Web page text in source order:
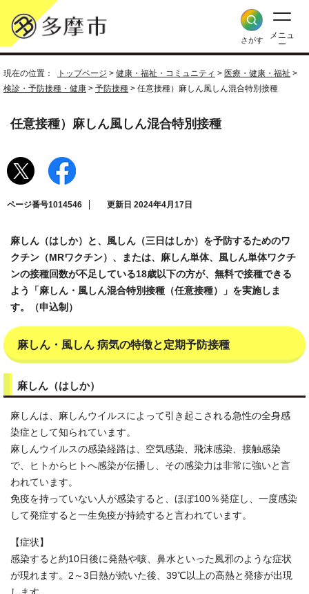
さがす
メニュ
ー
現在の位置： トップページ > 健康・福祉・コミュニティ > 医療・健康・福祉 >
検診・予防接種・健康 > 予防接種 > 任意接種）麻しん風しん混合特別接種
任意接種）麻しん風しん混合特別接種
ページ番号1014546 更新日 2024年4月17日
麻しん（はしか）と、風しん（三日はしか）を予防するためのワ
クチン（MRワクチン）、または、麻しん単体、風しん単体ワクチ
ンの接種回数が不足している18歳以下の方が、無料で接種できる
よう「麻しん・風しん混合特別接種（任意接種）」を実施しま
す。（申込制）
麻しん・風しん 病気の特徴と定期予防接種
麻しん（はしか）
麻しんは、麻しんウイルスによって引き起こされる急性の全身感
染症として知られています。
麻しんウイルスの感染経路は、空気感染、飛沫感染、接触感染
で、ヒトからヒトへ感染が伝播し、その感染力は非常に強いと言
われています。
免疫を持っていない人が感染すると、ほぼ100％発症し、一度感染
して発症すると一生免疫が持続すると言われています。
【症状】
感染すると約10日後に発熱や咳、鼻水といった風邪のような症状
が現れます。2～3日熱が続いた後、39℃以上の高熱と発疹が出現